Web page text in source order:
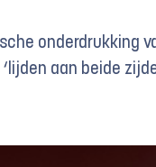
onderdrukking
aan beide